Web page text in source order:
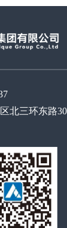
北三环东路